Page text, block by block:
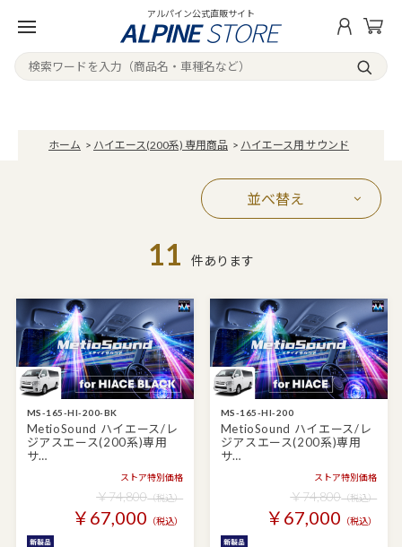
アルパイン公式直販サイト
ホーム > ハイエース(200系) 専用商品 > ハイエース用 サウンド
並べ替え
11 件あります
MS-165-HI-200-BK
MetioSound ハイエース/レ
ジアスエース(200系)専用
サ…
ストア特別価格
￥74,800（税込）
￥67,000 （税込）
MS-165-HI-200
MetioSound ハイエース/レ
ジアスエース(200系)専用
サ…
ストア特別価格
￥74,800（税込）
￥67,000 （税込）